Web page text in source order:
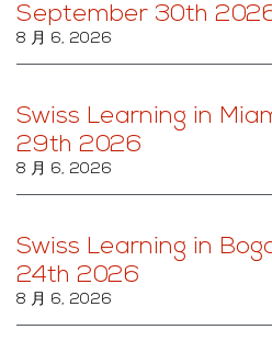
September 30th
8 月 6, 2026
Swiss Learning in
29th 2026
8 月 6, 2026
Swiss Learning in
24th 2026
8 月 6, 2026